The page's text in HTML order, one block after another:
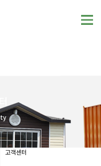
argument is not a valid
gungboard/view.php
고객센터